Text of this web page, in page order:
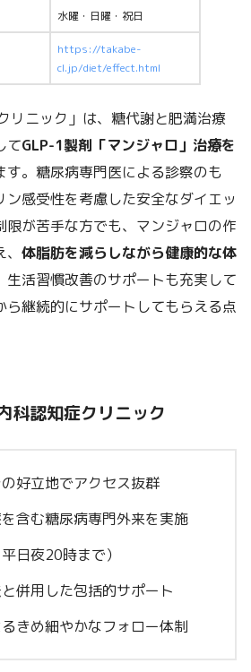
水曜・日曜・祝日
https://takabe-
cl.jp/diet/effect.html
リニック」は、糖代謝と肥満治療
てGLP-1製剤「マンジャロ」治療を
す。糖尿病専門医による診察のも
ン感受性を考慮した安全なダイエッ
限が苦手な方でも、マンジャロの作
体脂肪を減らしながら健康的な体
生活習慣改善のサポートも充実して
ら継続的にサポートしてもらえる点
科認知症クリニック
好立地でアクセス抜群
含む糖尿病専門外来を実施
日夜20時まで）
併用した包括的サポート
きめ細やかなフォロー体制